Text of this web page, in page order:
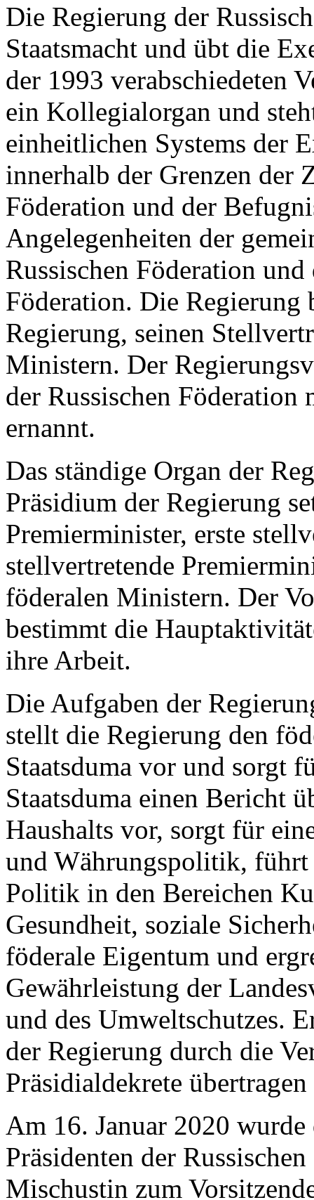
Die Regierung der
Staatsmacht und übt die
der 1993 verabschiedeten
ein Kollegialorgan und
einheitlichen Systems der
innerhalb der Grenzen der
Föderation und der
Angelegenheiten der
Russischen Föderation
Föderation. Die Regierung
Regierung, seinen
Ministern. Der
der Russischen Föderation
ernannt.
Das ständige Organ der
Präsidium der Regierung
Premierminister, erste
stellvertretende
föderalen Ministern. Der
bestimmt die
ihre Arbeit.
Die Aufgaben der
stellt die Regierung den
Staatsduma vor und sorgt
Staatsduma einen Bericht
Haushalts vor, sorgt für
und Währungspolitik,
Politik in den Bereichen
Gesundheit, soziale
föderale Eigentum und
Gewährleistung der
und des Umweltschutzes.
der Regierung durch die
Präsidialdekrete
Am 16. Januar 2020
Präsidenten der
Mischustin zum